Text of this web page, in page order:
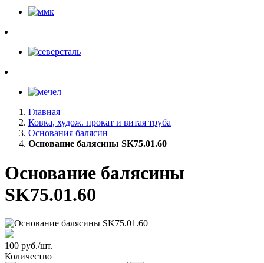
Главная
Ковка, худож. прокат и витая труба
Основания балясин
Основание балясины SK75.01.60
Основание балясины
SK75.01.60
100 руб./шт.
Количество